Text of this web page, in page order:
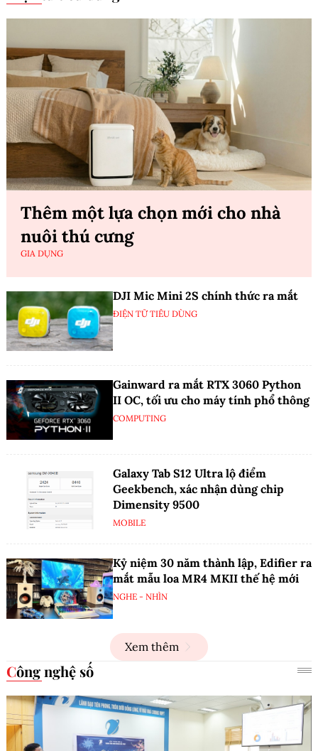
Thêm một lựa chọn mới cho nhà
nuôi thú cưng
GIA DỤNG
DJI Mic Mini 2S chính thức ra mắt
ĐIỆN TỬ TIÊU DÙNG
Gainward ra mắt RTX 3060 Python
II OC, tối ưu cho máy tính phổ thông
COMPUTING
Galaxy Tab S12 Ultra lộ điểm
Geekbench, xác nhận dùng chip
Dimensity 9500
MOBILE
Kỷ niệm 30 năm thành lập, Edifier ra
mắt mẫu loa MR4 MKII thế hệ mới
NGHE - NHÌN
Xem thêm
Công nghệ số